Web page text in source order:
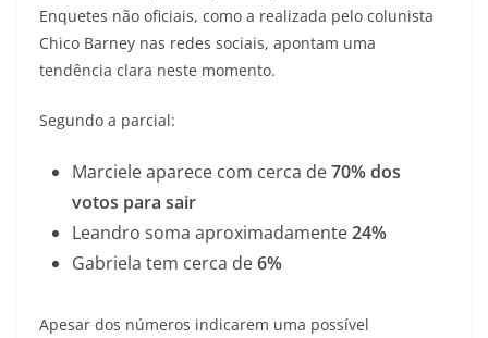
Enquetes não oficiais, como a realizada pelo colunista
Chico Barney nas redes sociais, apontam uma
tendência clara neste momento.
Segundo a parcial:
Marciele aparece com cerca de70% dos
votos para sair
Leandro soma aproximadamente24%
Gabriela tem cerca de6%
Apesar dos números indicarem uma possível